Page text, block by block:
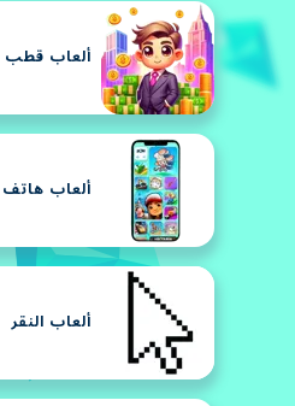
ألعاب قطب
ألعاب هاتف
ألعاب النقر